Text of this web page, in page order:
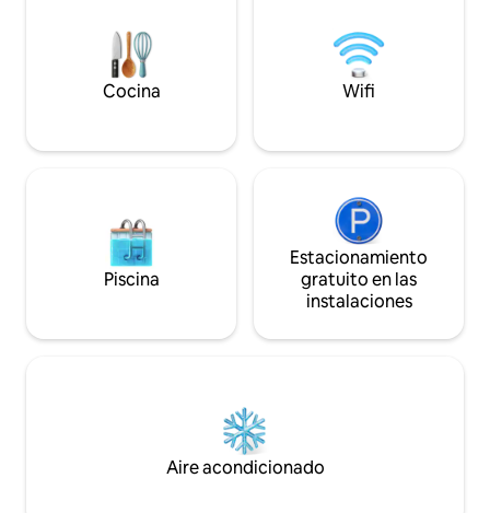
inolvidables y rejuvenecedoras!
Cocina Wifi
Piscina
Estacionamiento
gratuito en las
instalaciones
Aire acondicionado